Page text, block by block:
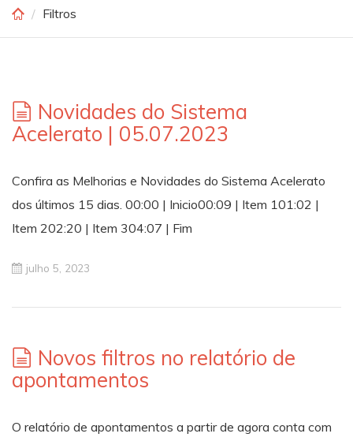
Filtros
Novidades do Sistema
Acelerato | 05.07.2023
Confira as Melhorias e Novidades do Sistema Acelerato
dos últimos 15 dias. 00:00 | Inicio00:09 | Item 101:02 |
Item 202:20 | Item 304:07 | Fim
julho 5, 2023
Novos filtros no relatório de
apontamentos
O relatório de apontamentos a partir de agora conta com